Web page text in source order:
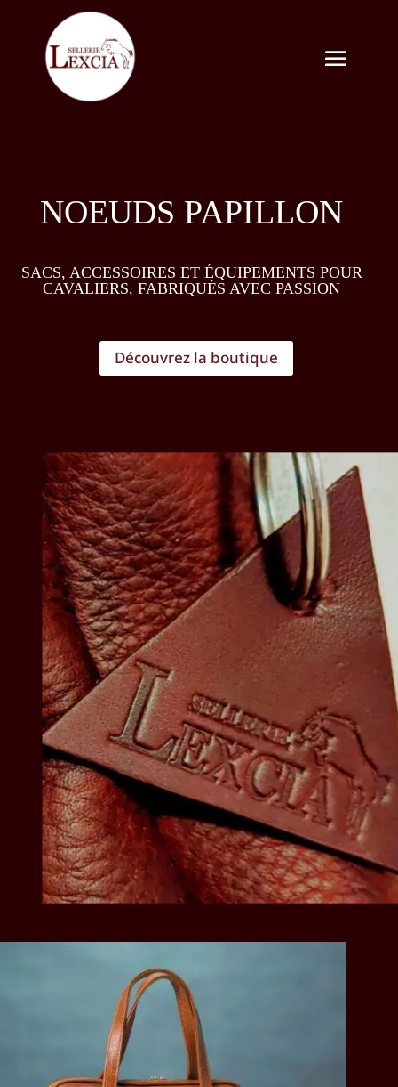
NOEUDS PAPILLON
SACS, ACCESSOIRES ET ÉQUIPEMENTS POUR
CAVALIERS, FABRIQUÉS AVEC PASSION
Découvrez la boutique